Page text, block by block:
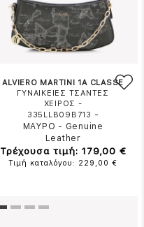
ALVIERO MARTINI 1A CLASSE
ΓΥΝΑΙΚΕΙΕΣ ΤΣΑΝΤΕΣ
ΧΕΙΡΟΣ -
335LLB09B713 -
ΜΑΥΡΟ - Genuine
Leather
Τρέχουσα τιμή: 179,00 €
Τιμή καταλόγου: 229,00 €